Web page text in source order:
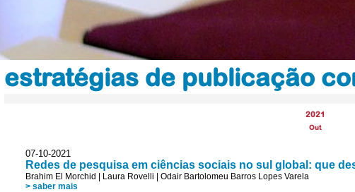
estratégias de publicação
2021
Out
07-10-2021
Redes de pesquisa em ciências sociais no sul global: que
Brahim El Morchid Laura Rovelli
Odair Bartolomeu Barros Lopes Varela
> saber mais